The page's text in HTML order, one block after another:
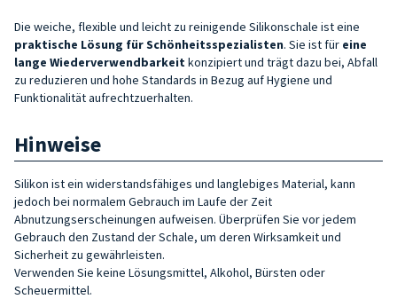
Die weiche, flexible und leicht zu reinigende Silikonschale ist eine
praktische Lösung fürSchönheitsspezialisten. Sie ist für eine
lange Wiederverwendbarkeit konzipiert und trägt dazu bei, Abfall
zu reduzieren und hohe Standards in Bezug auf Hygiene und
Funktionalität aufrechtzuerhalten.
Hinweise
Silikon ist ein widerstandsfähiges und langlebiges Material, kann
jedoch bei normalem Gebrauch im Laufe der Zeit
Abnutzungserscheinungen aufweisen. Überprüfen Sie vor jedem
Gebrauch den Zustand der Schale, um deren Wirksamkeit und
Sicherheit zu gewährleisten.
Verwenden Sie keine Lösungsmittel, Alkohol, Bürsten oder
Scheuermittel.